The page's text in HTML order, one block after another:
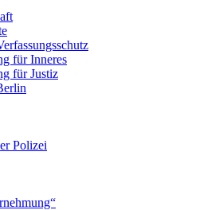
für Inneres
für Justiz
Polizei